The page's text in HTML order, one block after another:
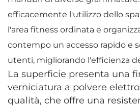
efficacemente l'utilizzo dello
l'area fitness ordinata e
contempo un accesso rapido e
utenti, migliorando l'efficienza
La superficie presenta una
verniciatura a polvere
qualità, che offre una